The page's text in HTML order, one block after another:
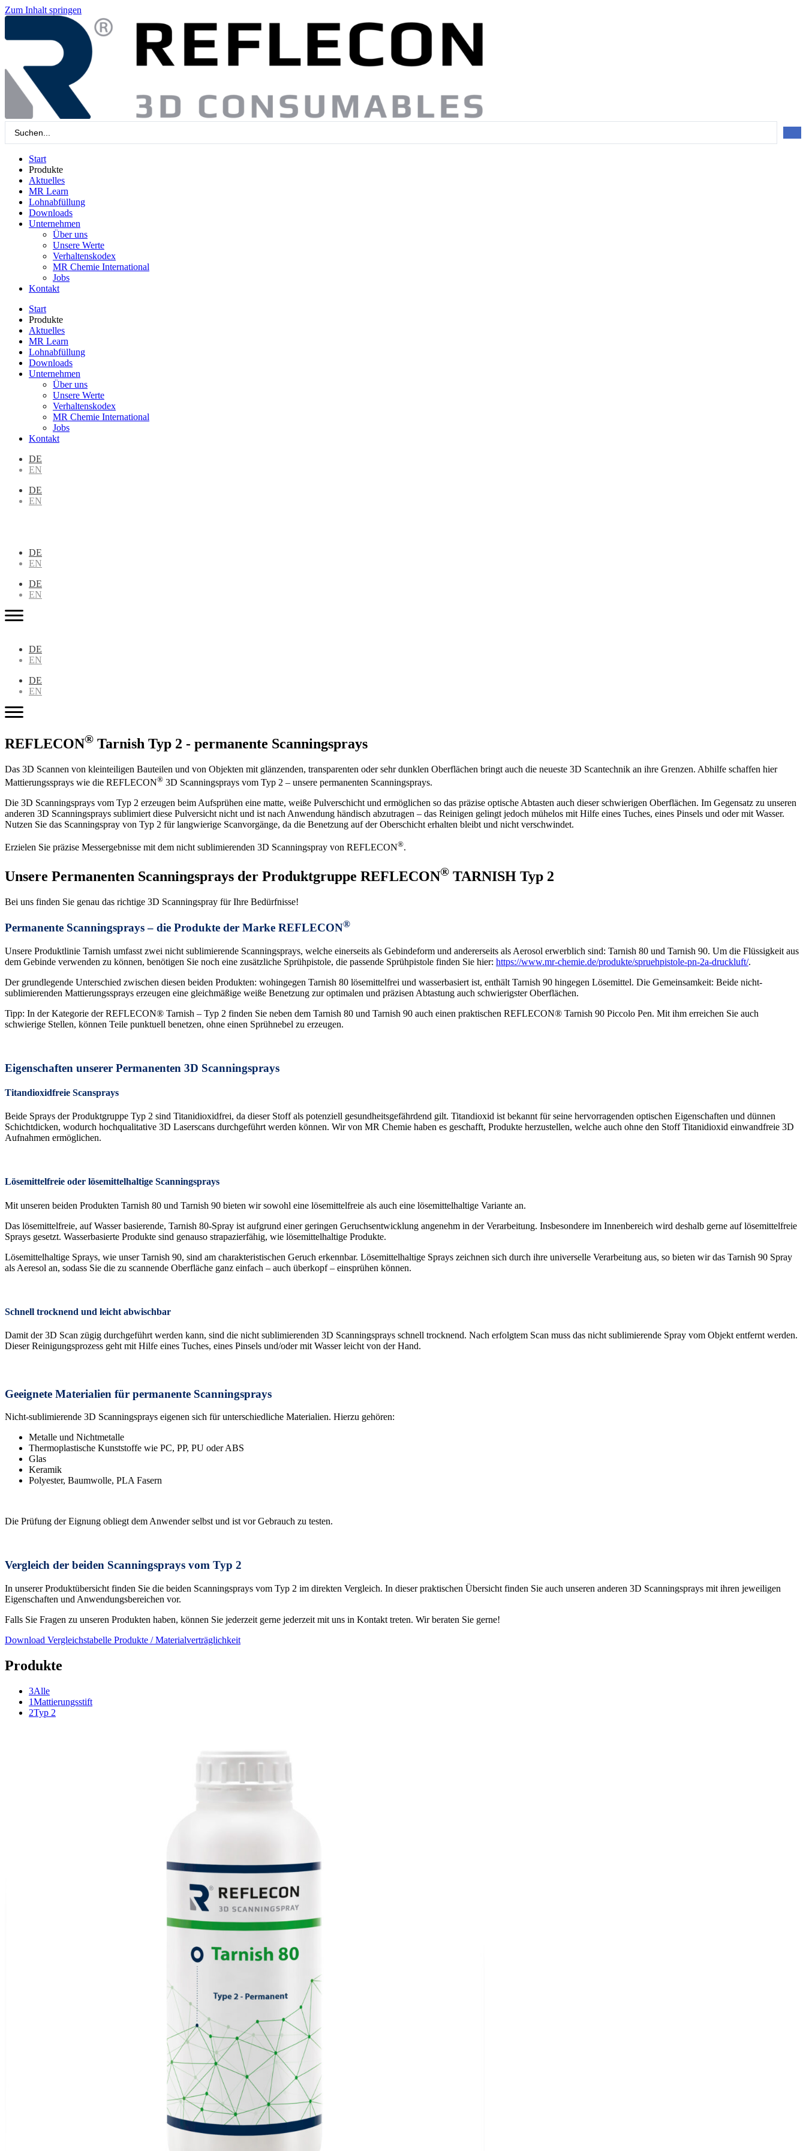
Zum Inhalt springen
Start
Produkte
Aktuelles
MR Learn
Lohnabfüllung
Downloads
Unternehmen
Über uns
Unsere Werte
Verhaltenskodex
MR Chemie International
Jobs
Kontakt
Start
Produkte
Aktuelles
MR Learn
Lohnabfüllung
Downloads
Unternehmen
Über uns
Unsere Werte
Verhaltenskodex
MR Chemie International
Jobs
Kontakt
DE
EN
DE
EN
DE
EN
DE
EN
DE
EN
DE
EN
REFLECON® Tarnish Typ 2 - permanente Scanningsprays
Das 3D Scannen von kleinteiligen Bauteilen und von Objekten mit glänzenden, transparenten oder sehr dunklen Oberflächen bringt auch die neueste 3D Scantechnik an ihre Grenzen. Abhilfe schaffen hier
Mattierungssprays wie die REFLECON® 3D Scanningsprays vom Typ 2 – unsere permanenten Scanningsprays.
Die 3D Scanningsprays vom Typ 2 erzeugen beim Aufsprühen eine matte, weiße Pulverschicht und ermöglichen so das präzise optische Abtasten auch dieser schwierigen Oberflächen. Im Gegensatz zu unseren
anderen 3D Scanningsprays sublimiert diese Pulversicht nicht und ist nach Anwendung händisch abzutragen – das Reinigen gelingt jedoch mühelos mit Hilfe eines Tuches, eines Pinsels und oder mit Wasser.
Nutzen Sie das Scanningspray von Typ 2 für langwierige Scanvorgänge, da die Benetzung auf der Oberschicht erhalten bleibt und nicht verschwindet.
Erzielen Sie präzise Messergebnisse mit dem nicht sublimierenden 3D Scanningspray von REFLECON®.
Unsere Permanenten Scanningsprays der Produktgruppe REFLECON® TARNISH Typ 2
Bei uns finden Sie genau das richtige 3D Scanningspray für Ihre Bedürfnisse!
Permanente Scanningsprays – die Produkte der Marke REFLECON®
Unsere Produktlinie Tarnish umfasst zwei nicht sublimierende Scanningsprays, welche einerseits als Gebindeform und andererseits als Aerosol erwerblich sind: Tarnish 80 und Tarnish 90. Um die Flüssigkeit aus
dem Gebinde verwenden zu können, benötigen Sie noch eine zusätzliche Sprühpistole, die passende Sprühpistole finden Sie hier: https://www.mr-chemie.de/produkte/spruehpistole-pn-2a-druckluft/.
Der grundlegende Unterschied zwischen diesen beiden Produkten: wohingegen Tarnish 80 lösemittelfrei und wasserbasiert ist, enthält Tarnish 90 hingegen Lösemittel. Die Gemeinsamkeit: Beide nicht-
sublimierenden Mattierungssprays erzeugen eine gleichmäßige weiße Benetzung zur optimalen und präzisen Abtastung auch schwierigster Oberflächen.
Tipp: In der Kategorie der REFLECON® Tarnish – Typ 2 finden Sie neben dem Tarnish 80 und Tarnish 90 auch einen praktischen REFLECON® Tarnish 90 Piccolo Pen. Mit ihm erreichen Sie auch
schwierige Stellen, können Teile punktuell benetzen, ohne einen Sprühnebel zu erzeugen.
Eigenschaften unserer Permanenten 3D Scanningsprays
Titandioxidfreie Scansprays
Beide Sprays der Produktgruppe Typ 2 sind Titanidioxidfrei, da dieser Stoff als potenziell gesundheitsgefährdend gilt. Titandioxid ist bekannt für seine hervorragenden optischen Eigenschaften und dünnen
Schichtdicken, wodurch hochqualitative 3D Laserscans durchgeführt werden können. Wir von MR Chemie haben es geschafft, Produkte herzustellen, welche auch ohne den Stoff Titanidioxid einwandfreie 3D
Aufnahmen ermöglichen.
Lösemittelfreie oder lösemittelhaltige Scanningsprays
Mit unseren beiden Produkten Tarnish 80 und Tarnish 90 bieten wir sowohl eine lösemittelfreie als auch eine lösemittelhaltige Variante an.
Das lösemittelfreie, auf Wasser basierende, Tarnish 80-Spray ist aufgrund einer geringen Geruchsentwicklung angenehm in der Verarbeitung. Insbesondere im Innenbereich wird deshalb gerne auf lösemittelfreie
Sprays gesetzt. Wasserbasierte Produkte sind genauso strapazierfähig, wie lösemittelhaltige Produkte.
Lösemittelhaltige Sprays, wie unser Tarnish 90, sind am charakteristischen Geruch erkennbar. Lösemittelhaltige Sprays zeichnen sich durch ihre universelle Verarbeitung aus, so bieten wir das Tarnish 90 Spray
als Aeresol an, sodass Sie die zu scannende Oberfläche ganz einfach – auch überkopf – einsprühen können.
Schnell trocknend und leicht abwischbar
Damit der 3D Scan zügig durchgeführt werden kann, sind die nicht sublimierenden 3D Scanningsprays schnell trocknend. Nach erfolgtem Scan muss das nicht sublimierende Spray vom Objekt entfernt werden.
Dieser Reinigungsprozess geht mit Hilfe eines Tuches, eines Pinsels und/oder mit Wasser leicht von der Hand.
Geeignete Materialien für permanente Scanningsprays
Nicht-sublimierende 3D Scanningsprays eigenen sich für unterschiedliche Materialien. Hierzu gehören:
Metalle und Nichtmetalle
Thermoplastische Kunststoffe wie PC, PP, PU oder ABS
Glas
Keramik
Polyester, Baumwolle, PLA Fasern
Die Prüfung der Eignung obliegt dem Anwender selbst und ist vor Gebrauch zu testen.
Vergleich der beiden Scanningsprays vom Typ 2
In unserer Produktübersicht finden Sie die beiden Scanningsprays vom Typ 2 im direkten Vergleich. In dieser praktischen Übersicht finden Sie auch unseren anderen 3D Scanningsprays mit ihren jeweiligen
Eigenschaften und Anwendungsbereichen vor.
Falls Sie Fragen zu unseren Produkten haben, können Sie jederzeit gerne jederzeit mit uns in Kontakt treten. Wir beraten Sie gerne!
Download Vergleichstabelle Produkte / Materialverträglichkeit
Produkte
3Alle
1Mattierungsstift
2Typ 2